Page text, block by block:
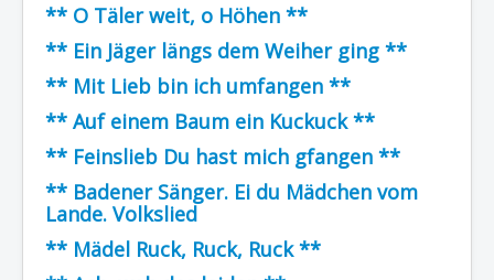
** O Täler weit, o Höhen **
** Ein Jäger längs dem Weiher ging **
** Mit Lieb bin ich umfangen **
** Auf einem Baum ein Kuckuck **
** Feinslieb Du hast mich gfangen **
** Badener Sänger. Ei du Mädchen vom
Lande. Volkslied
** Mädel Ruck, Ruck, Ruck **